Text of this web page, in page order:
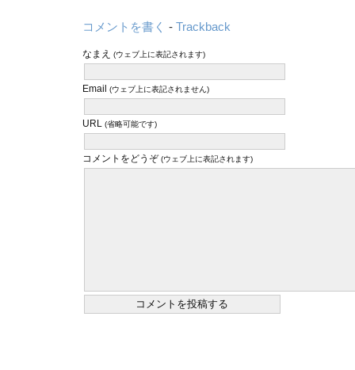
コメントを書く -Trackback
なまえ (ウェブ上に表記されます)
Email (ウェブ上に表記されません)
URL(省略可能です)
コメントをどうぞ(ウェブ上に表記されます)